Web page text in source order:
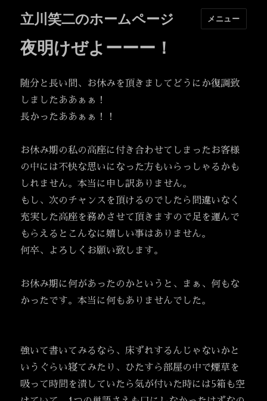
立川笑二のホームページ メニュー
夜明けぜよーーー！
随分と長い間、お休みを頂きましてどうにか復調致
しましたああぁぁ！
長かったああぁぁ！！
お休み期の私の高座に付き合わせてしまったお客様
の中には不快な思いになった方もいらっしゃるかも
しれません。本当に申し訳ありません。
もし、次のチャンスを頂けるのでしたら間違いなく
充実した高座を務めさせて頂きますので足を運んで
もらえるとこんなに嬉しい事はありません。
何卒、よろしくお願い致します。
お休み期に何があったのかというと、まぁ、何もな
かったです。本当に何もありませんでした。
強いて書いてみるなら、床ずれするんじゃないかと
いうぐらい寝てみたり、ひたすら部屋の中で煙草を
吸って時間を潰していたら気が付いた時には5箱も空